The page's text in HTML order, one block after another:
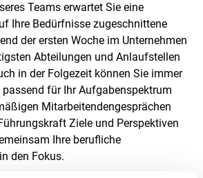
Teams erwartet Sie eine
Ihre Bedürfnisse zugeschnittene
der ersten Woche im Unternehmen
Abteilungen und Anlaufstellen
in der Folgezeit können Sie immer
für Ihr Aufgabenspektrum
Mitarbeitendengesprächen
Ziele und Perspektiven
Ihre berufliche
den Fokus.